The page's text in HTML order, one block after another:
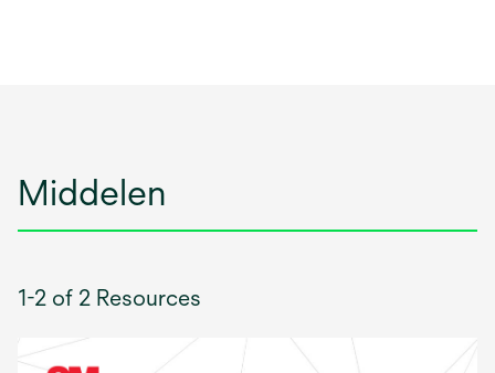
Middelen
1-2 of 2 Resources